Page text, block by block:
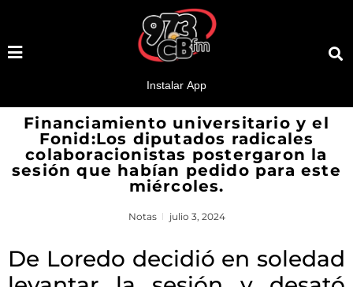
Financiamiento universitario y el
Fonid:Los diputados radicales
colaboracionistas postergaron la
sesión que habían pedido para este
miércoles.
Notas julio 3, 2024
De Loredo decidió en soledad